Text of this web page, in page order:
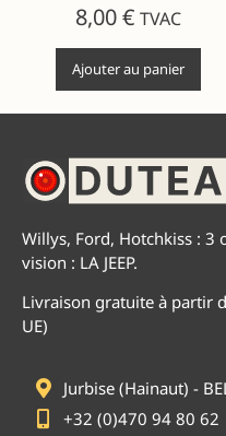
8,00€ TVAC
Ajouter au panier
Willys, Ford, Hotchkiss : 3
vision : LA JEEP.
Livraison gratuite à partir
UE)
Jurbise (Hainaut) -
+32 (0)470 94 80 62